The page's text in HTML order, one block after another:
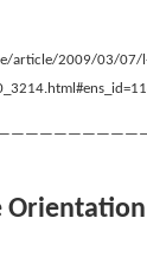
article/2009/03/07/
Orientation